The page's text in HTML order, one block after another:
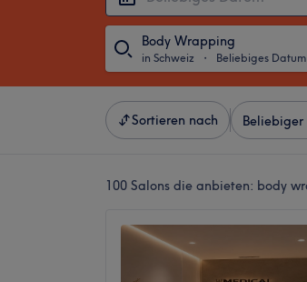
Body Wrapping
in Schweiz ・ Beliebiges Datum
Sortieren nach Beliebiger
100 Salons die anbieten: body